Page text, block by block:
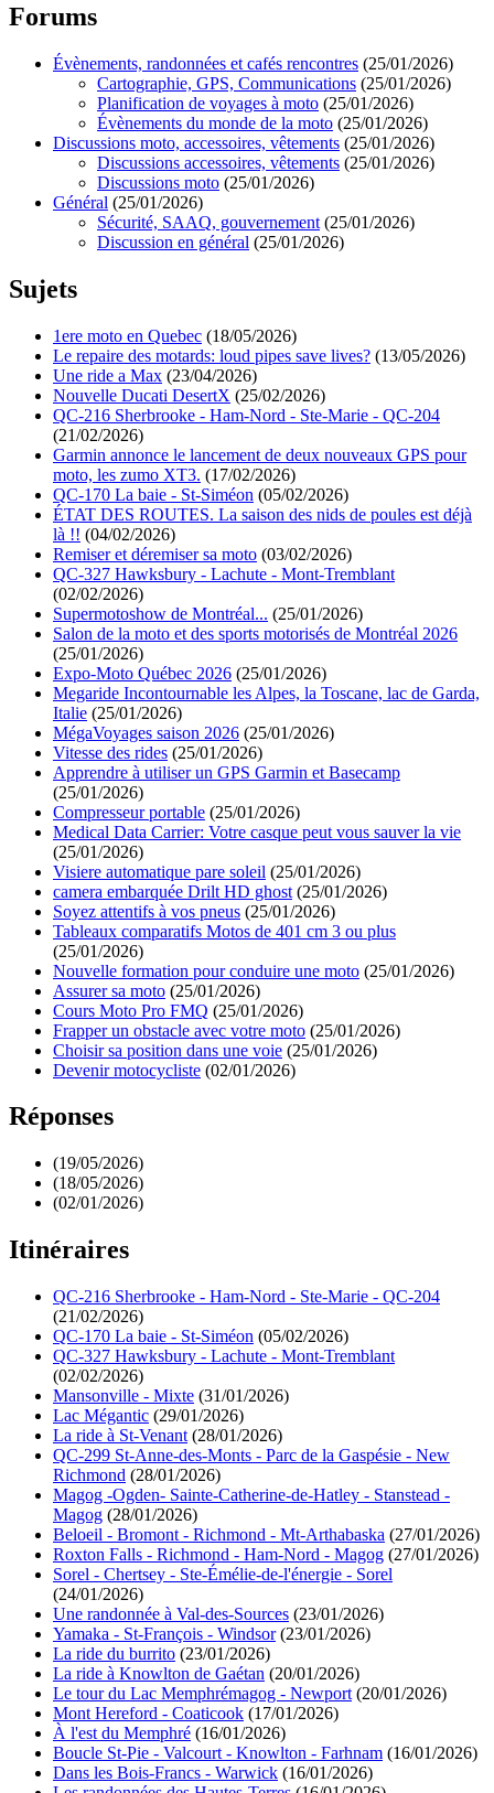
Forums
Évènements, randonnées et cafés rencontres (25/01/2026)
Cartographie, GPS, Communications (25/01/2026)
Planification de voyages à moto (25/01/2026)
Évènements du monde de la moto (25/01/2026)
Discussions moto, accessoires, vêtements (25/01/2026)
Discussions accessoires, vêtements (25/01/2026)
Discussions moto (25/01/2026)
Général (25/01/2026)
Sécurité, SAAQ, gouvernement (25/01/2026)
Discussion en général (25/01/2026)
Sujets
1ere moto en Quebec (18/05/2026)
Le repaire des motards: loud pipes save lives? (13/05/2026)
Une ride a Max (23/04/2026)
Nouvelle Ducati DesertX (25/02/2026)
QC-216 Sherbrooke - Ham-Nord - Ste-Marie - QC-204
(21/02/2026)
Garmin annonce le lancement de deux nouveaux GPS pour
moto, les zumo XT3. (17/02/2026)
QC-170 La baie - St-Siméon (05/02/2026)
ÉTAT DES ROUTES. La saison des nids de poules est déjà
là !! (04/02/2026)
Remiser et déremiser sa moto (03/02/2026)
QC-327 Hawksbury - Lachute - Mont-Tremblant
(02/02/2026)
Supermotoshow de Montréal... (25/01/2026)
Salon de la moto et des sports motorisés de Montréal 2026
(25/01/2026)
Expo-Moto Québec 2026 (25/01/2026)
Megaride Incontournable les Alpes, la Toscane, lac de Garda,
Italie (25/01/2026)
MégaVoyages saison 2026 (25/01/2026)
Vitesse des rides (25/01/2026)
Apprendre à utiliser un GPS Garmin et Basecamp
(25/01/2026)
Compresseur portable (25/01/2026)
Medical Data Carrier: Votre casque peut vous sauver la vie
(25/01/2026)
Visiere automatique pare soleil (25/01/2026)
camera embarquée Drilt HD ghost (25/01/2026)
Soyez attentifs à vos pneus (25/01/2026)
Tableaux comparatifs Motos de 401 cm 3 ou plus
(25/01/2026)
Nouvelle formation pour conduire une moto (25/01/2026)
Assurer sa moto (25/01/2026)
Cours Moto Pro FMQ (25/01/2026)
Frapper un obstacle avec votre moto (25/01/2026)
Choisir sa position dans une voie (25/01/2026)
Devenir motocycliste (02/01/2026)
Réponses
(19/05/2026)
(18/05/2026)
(02/01/2026)
Itinéraires
QC-216 Sherbrooke - Ham-Nord - Ste-Marie - QC-204
(21/02/2026)
QC-170 La baie - St-Siméon (05/02/2026)
QC-327 Hawksbury - Lachute - Mont-Tremblant
(02/02/2026)
Mansonville - Mixte (31/01/2026)
Lac Mégantic (29/01/2026)
La ride à St-Venant (28/01/2026)
QC-299 St-Anne-des-Monts - Parc de la Gaspésie - New
Richmond (28/01/2026)
Magog -Ogden- Sainte-Catherine-de-Hatley - Stanstead -
Magog (28/01/2026)
Beloeil - Bromont - Richmond - Mt-Arthabaska (27/01/2026)
Roxton Falls - Richmond - Ham-Nord - Magog (27/01/2026)
Sorel - Chertsey - Ste-Émélie-de-l'énergie - Sorel
(24/01/2026)
Une randonnée à Val-des-Sources (23/01/2026)
Yamaka - St-François - Windsor (23/01/2026)
La ride du burrito (23/01/2026)
La ride à Knowlton de Gaétan (20/01/2026)
Le tour du Lac Memphrémagog - Newport (20/01/2026)
Mont Hereford - Coaticook (17/01/2026)
À l'est du Memphré (16/01/2026)
Boucle St-Pie - Valcourt - Knowlton - Farhnam (16/01/2026)
Dans les Bois-Francs - Warwick (16/01/2026)